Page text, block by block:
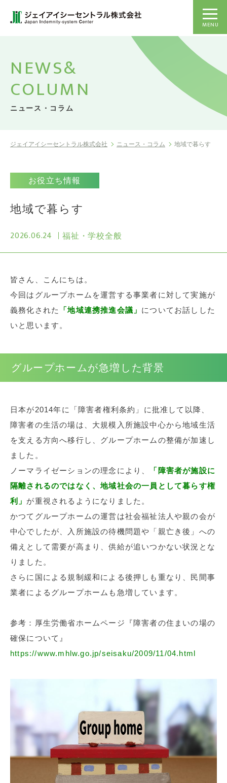
MENU
NEWS&
COLUMN
ニュース・コラム
ジェイアイシーセントラル株式会社 ニュース・コラム 地域で暮らす
お役立ち情報
地域で暮らす
2026.06.24 福祉・学校全般
皆さん、こんにちは。
今回はグループホームを運営する事業者に対して実施が
義務化された
「地域連携推進会議」 についてお話しした
いと思います。
グループホームが急増した背景
日本が2014年に「障害者権利条約」に批准して以降、
障害者の生活の場は、大規模入所施設中心から地域生活
を支える方向へ移行し、グループホームの整備が加速し
ました。
ノーマライゼーションの理念により、
「障害者が施設に
隔離されるのではなく、地域社会の一員として暮らす権
利」 が重視されるようになりました。
かつてグループホームの運営は社会福祉法人や親の会が
中心でしたが、入所施設の待機問題や「親亡き後」への
備えとして需要が高まり、供給が追いつかない状況とな
りました。
さらに国による規制緩和による後押しも重なり、民間事
業者によるグループホームも急増しています。
参考：厚生労働省ホームページ『障害者の住まいの場の
確保について』
https://www.mhlw.go.jp/seisaku/2009/11/04.html